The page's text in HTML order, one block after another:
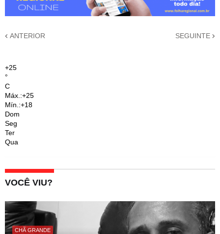
ANTERIOR SEGUINTE
+25
°
C
Máx.:+25
Mín.:+18
Dom
Seg
Ter
Qua
VOCÊ VIU?
CHÃ GRANDE